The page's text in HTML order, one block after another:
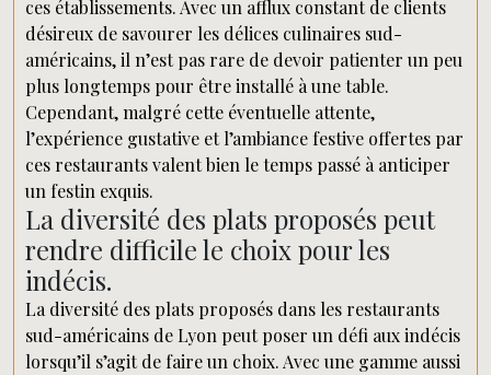
ces établissements. Avec un afflux constant de clients
désireux de savourer les délices culinaires sud-
américains, il n’est pas rare de devoir patienter un peu
plus longtemps pour être installé à une table.
Cependant, malgré cette éventuelle attente,
l’expérience gustative et l’ambiance festive offertes par
ces restaurants valent bien le temps passé à anticiper
un festin exquis.
La diversité des plats proposés peut
rendre difficile le choix pour les
indécis.
La diversité des plats proposés dans les restaurants
sud-américains de Lyon peut poser un défi aux indécis
lorsqu’il s’agit de faire un choix. Avec une gamme aussi